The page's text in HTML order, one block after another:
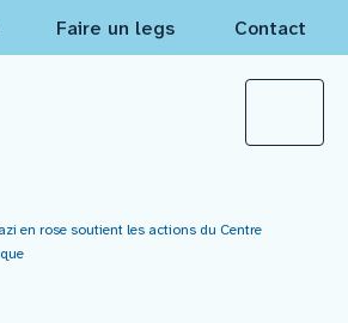
Faire un legs Contact
en rose soutient les actions du Centre